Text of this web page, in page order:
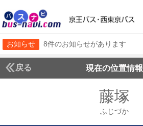
お知らせ 8件のお知らせがあります
戻る 現在の位置情報
藤塚
ふじづか